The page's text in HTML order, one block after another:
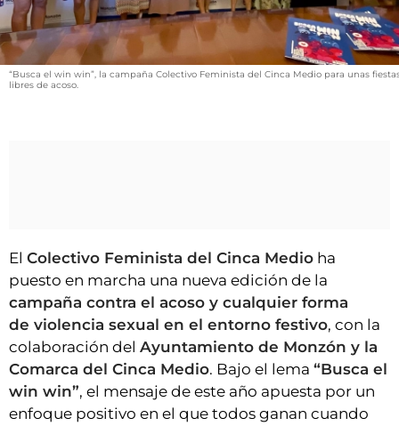
FIESTAS DE SAN LORENZO
AGENDA
CARTELERA
INICIAR SESIÓN
“Busca el win win”, la campaña Colectivo Feminista del Cinca Medio para unas
libres de acoso.
El Colectivo Feminista del Cinca Medio ha
puesto en marcha una nueva edición de la
campaña contra el acoso y cualquier forma
de violencia sexual en el entorno festivo, con la
colaboración del Ayuntamiento de Monzón y la
Comarca del Cinca Medio. Bajo el lema “Busca el
win win”, el mensaje de este año apuesta por un
enfoque positivo en el que todos ganan cuando